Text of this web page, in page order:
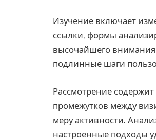
Изучение включает
ссылки, формы
высочайшего внимания
подлинные шаги
Рассмотрение
промежутков между
меру активности.
настроенные подходы